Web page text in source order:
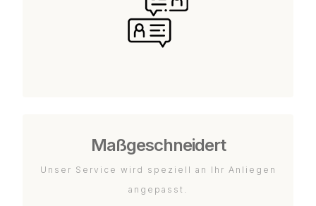
Maßgeschneidert
Unser Service wird speziell an Ihr Anliegen
angepasst.